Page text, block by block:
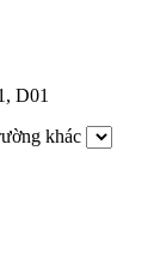
, D01
khác